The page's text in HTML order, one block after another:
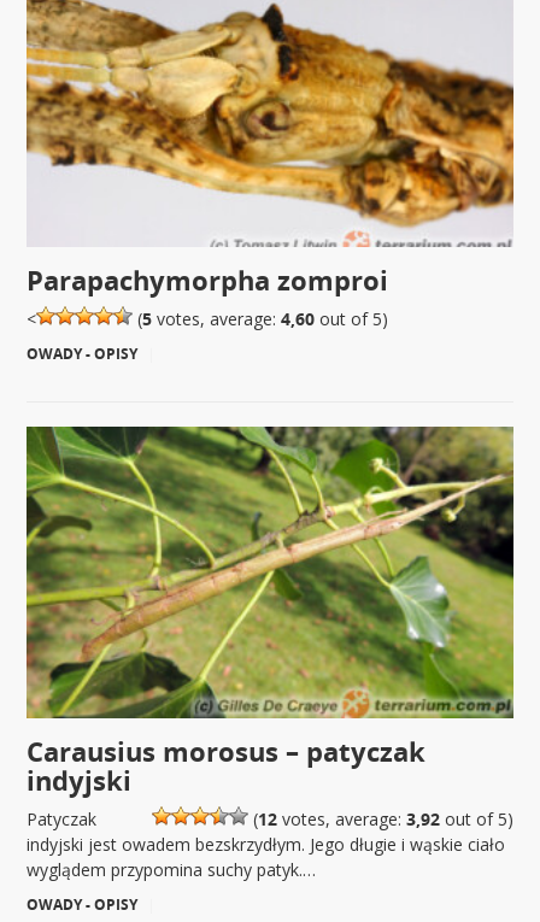
Parapachymorpha zomproi
(5 votes, average:4,60 out of 5)
<
OWADY - OPISY
Carausius morosus – patyczak
indyjski
(12votes, average: 3,92out of 5)
Patyczak
indyjski jest owadem bezskrzydłym. Jego długie i wąskie ciało
wyglądem przypomina suchy patyk.…
OWADY - OPISY